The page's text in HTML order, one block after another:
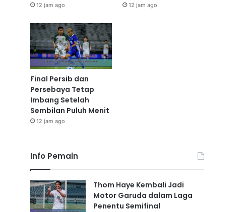
12 jam ago 12 jam ago
Final Persib dan
Persebaya Tetap
Imbang Setelah
Sembilan Puluh Menit
12 jam ago
Info Pemain
Thom Haye Kembali Jadi
Motor Garuda dalam Laga
Penentu Semifinal